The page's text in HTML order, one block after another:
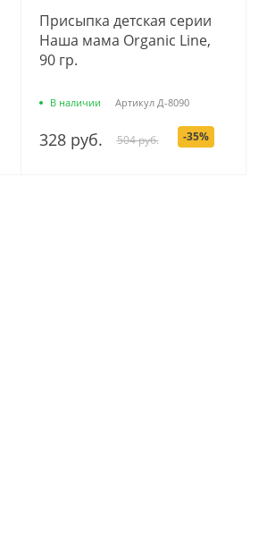
Присыпка детская серии
Наша мама Organic Line,
90 гр.
В наличии Артикул Д-8090
328 руб. 504 руб. -35%